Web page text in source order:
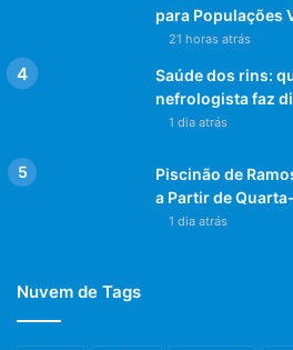
para Populações
21 horas atrás
Saúde dos rins:
nefrologista faz
1 dia atrás
Piscinão de
a Partir de
1 dia atrás
Nuvem de Tags